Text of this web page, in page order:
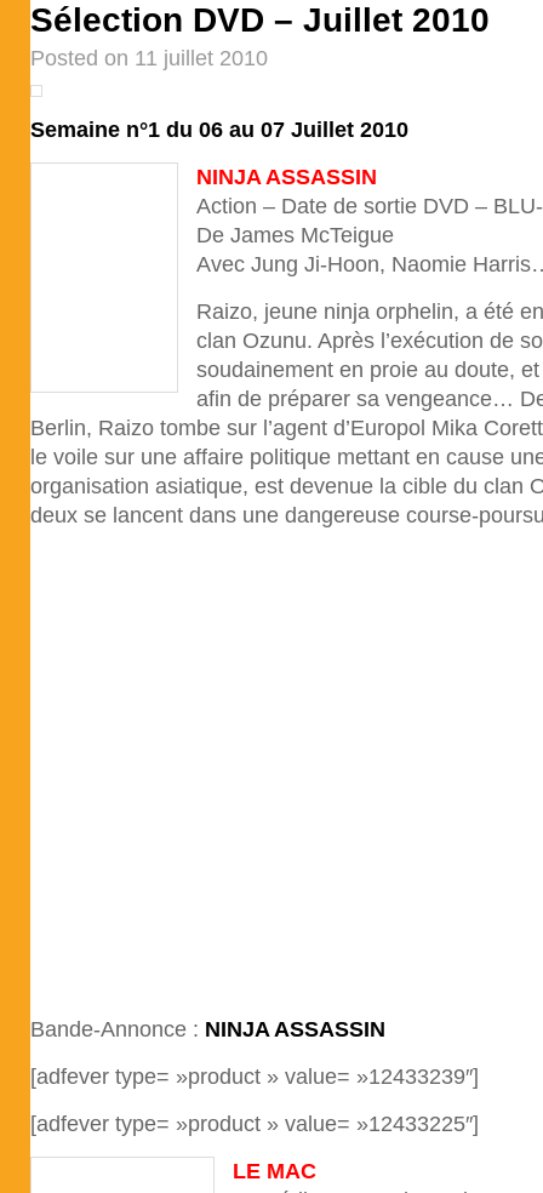
Sélection DVD – Juillet 2010
Posted on 11 juillet 2010
Semaine n°1 du 06 au 07 Juillet 2010
NINJA ASSASSIN
Action – Date de sortie DVD –
De James McTeigue
Avec Jung Ji-Hoon, Naomie
Raizo, jeune ninja orphelin, a été
clan Ozunu. Après l’exécution de
soudainement en proie au doute,
afin de préparer sa vengeance…
Berlin, Raizo tombe sur l’agent d’Europol Mika
le voile sur une affaire politique mettant en cause
organisation asiatique, est devenue la cible du clan
deux se lancent dans une dangereuse course-
Bande-Annonce : NINJA ASSASSIN
[adfever type= »product » value= »12433239″]
[adfever type= »product » value= »12433225″]
LE MAC